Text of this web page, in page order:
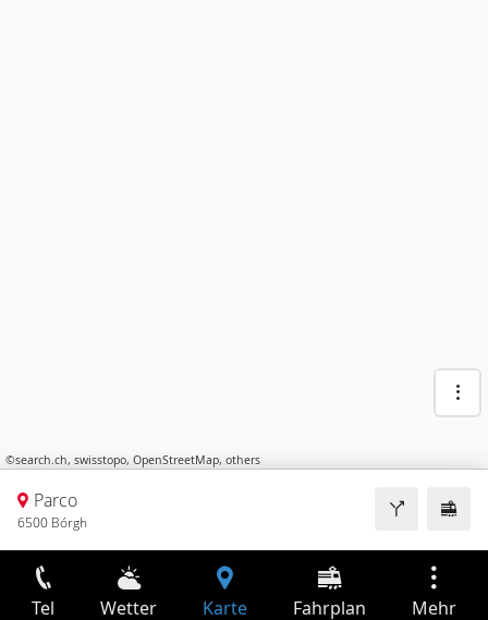
©search.ch, swisstopo, OpenStreetMap, others
Parco
6500 Bórgh
Tel Wetter Karte Fahrplan Mehr